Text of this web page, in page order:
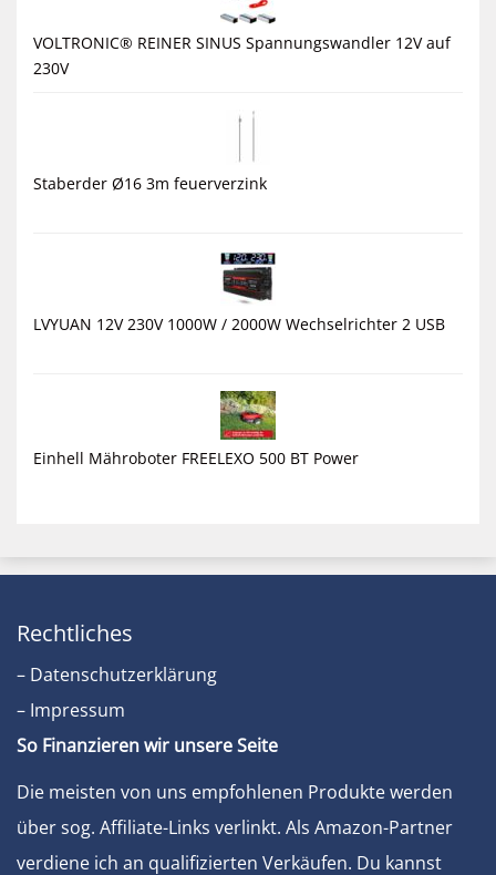
VOLTRONIC® REINER SINUS Spannungswandler 12V auf
230V
Staberder Ø16 3m feuerverzink
LVYUAN 12V 230V 1000W / 2000W Wechselrichter 2 USB
Einhell Mähroboter FREELEXO 500 BT Power
Rechtliches
– Datenschutzerklärung
– Impressum
So Finanzieren wir unsere Seite
Die meisten von uns empfohlenen Produkte werden
über sog. Affiliate-Links verlinkt. Als Amazon-Partner
verdiene ich an qualifizierten Verkäufen. Du kannst